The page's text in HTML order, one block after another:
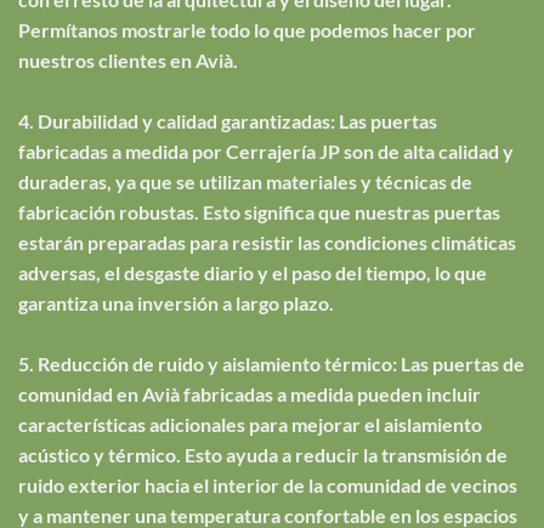
Permítanos mostrarle todo lo que podemos hacer por
nuestros clientes en Avià.
4. Durabilidad y calidad garantizadas: Las puertas
fabricadas a medida por Cerrajería JP son de alta calidad y
duraderas, ya que se utilizan materiales y técnicas de
fabricación robustas. Esto significa que nuestras puertas
estarán preparadas para resistir las condiciones climáticas
adversas, el desgaste diario y el paso del tiempo, lo que
garantiza una inversión a largo plazo.
5. Reducción de ruido y aislamiento térmico: Las puertas de
comunidad en Avià fabricadas a medida pueden incluir
características adicionales para mejorar el aislamiento
acústico y térmico. Esto ayuda a reducir la transmisión de
ruido exterior hacia el interior de la comunidad de vecinos
y a mantener una temperatura confortable en los espacios